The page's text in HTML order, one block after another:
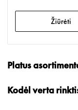
Žiūrėti
Platus
Kodėl verta